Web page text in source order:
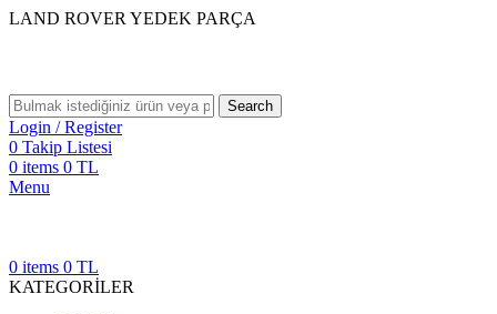
LAND ROVER YEDEK PARÇA
Search
Login / Register
0 Takip Listesi
0 items 0 TL
Menu
0 items 0 TL
KATEGORİLER